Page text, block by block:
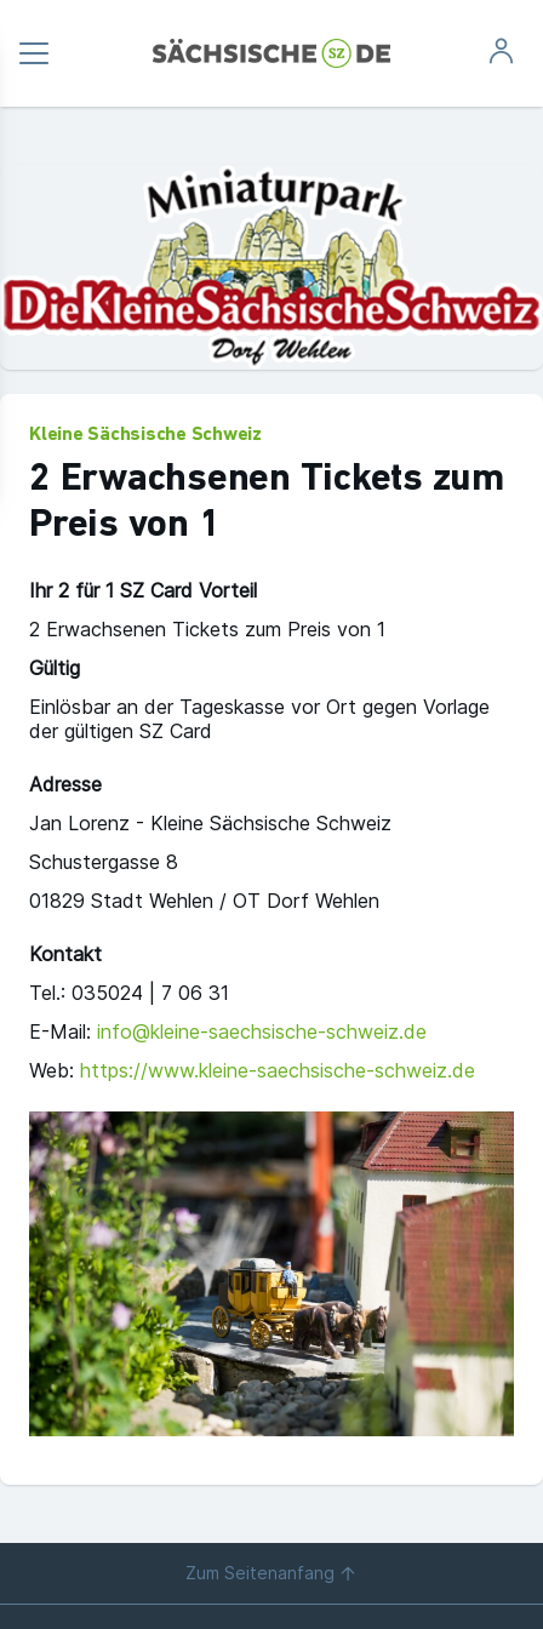
Kleine Sächsische Schweiz
2 Erwachsenen Tickets zum
Preis von 1
Ihr 2 für 1 SZ Card Vorteil
2 Erwachsenen Tickets zum Preis von 1
Gültig
Einlösbar an der Tageskasse vor Ort gegen Vorlage
der gültigen SZ Card
Adresse
Jan Lorenz - Kleine Sächsische Schweiz
Schustergasse 8
01829 Stadt Wehlen / OT Dorf Wehlen
Kontakt
Tel.: 035024 | 7 06 31
E-Mail: info@kleine-saechsische-schweiz.de
Web: https://www.kleine-saechsische-schweiz.de
Zum Seitenanfang